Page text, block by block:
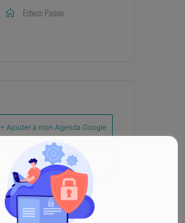
Echecs Pasion
+ Ajouter à mon Agenda Google
+ iCal / Outlook export